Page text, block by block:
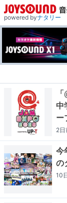
powered byナタリー
中
ー
2日
今
の
10